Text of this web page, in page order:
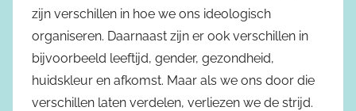
zijn verschillen in hoe we ons ideologisch
organiseren. Daarnaast zijn er ook verschillen in
bijvoorbeeld leeftijd, gender, gezondheid,
huidskleur en afkomst. Maar als we ons door die
verschillen laten verdelen, verliezen we de strijd.